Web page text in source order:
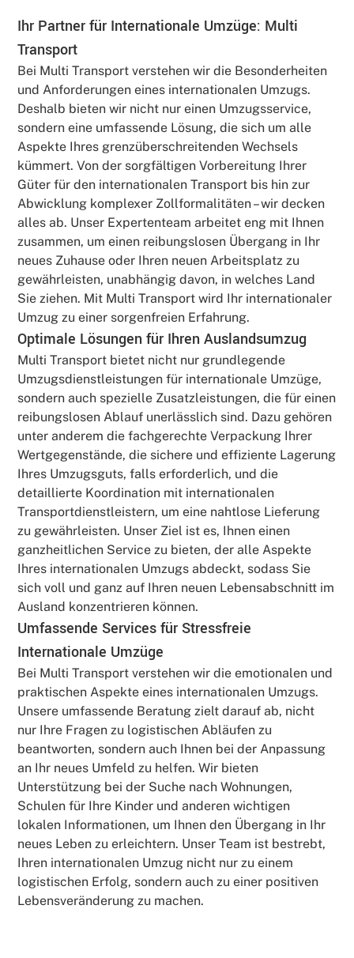
Ihr Partner für Internationale Umzüge: Multi
Transport
Bei Multi Transport verstehen wir die Besonderheiten
und Anforderungen eines internationalen Umzugs.
Deshalb bieten wir nicht nur einen Umzugsservice,
sondern eine umfassende Lösung, die sich um alle
Aspekte Ihres grenzüberschreitenden Wechsels
kümmert. Von der sorgfältigen Vorbereitung Ihrer
Güter für den internationalen Transport bis hin zur
Abwicklung komplexer Zollformalitäten – wir decken
alles ab. Unser Expertenteam arbeitet eng mit Ihnen
zusammen, um einen reibungslosen Übergang in Ihr
neues Zuhause oder Ihren neuen Arbeitsplatz zu
gewährleisten, unabhängig davon, in welches Land
Sie ziehen. Mit Multi Transport wird Ihr internationaler
Umzug zu einer sorgenfreien Erfahrung.
Optimale Lösungen für Ihren Auslandsumzug
Multi Transport bietet nicht nur grundlegende
Umzugsdienstleistungen für internationale Umzüge,
sondern auch spezielle Zusatzleistungen, die für einen
reibungslosen Ablauf unerlässlich sind. Dazu gehören
unter anderem die fachgerechte Verpackung Ihrer
Wertgegenstände, die sichere und effiziente Lagerung
Ihres Umzugsguts, falls erforderlich, und die
detaillierte Koordination mit internationalen
Transportdienstleistern, um eine nahtlose Lieferung
zu gewährleisten. Unser Ziel ist es, Ihnen einen
ganzheitlichen Service zu bieten, der alle Aspekte
Ihres internationalen Umzugs abdeckt, sodass Sie
sich voll und ganz auf Ihren neuen Lebensabschnitt im
Ausland konzentrieren können.
Umfassende Services für Stressfreie
Internationale Umzüge
Bei Multi Transport verstehen wir die emotionalen und
praktischen Aspekte eines internationalen Umzugs.
Unsere umfassende Beratung zielt darauf ab, nicht
nur Ihre Fragen zu logistischen Abläufen zu
beantworten, sondern auch Ihnen bei der Anpassung
an Ihr neues Umfeld zu helfen. Wir bieten
Unterstützung bei der Suche nach Wohnungen,
Schulen für Ihre Kinder und anderen wichtigen
lokalen Informationen, um Ihnen den Übergang in Ihr
neues Leben zu erleichtern. Unser Team ist bestrebt,
Ihren internationalen Umzug nicht nur zu einem
logistischen Erfolg, sondern auch zu einer positiven
Lebensveränderung zu machen.